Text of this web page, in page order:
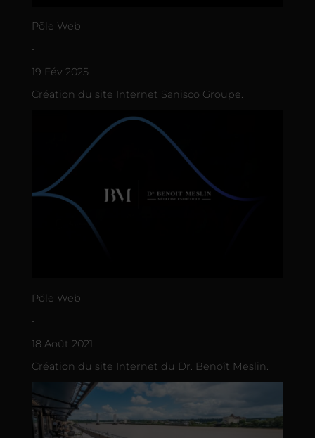
Põle Web
•
19 Fév 2025
Création du site Internet Sanisco Groupe.
Põle Web
•
18 Août 2021
Création du site Internet du Dr. Benoît Meslin.